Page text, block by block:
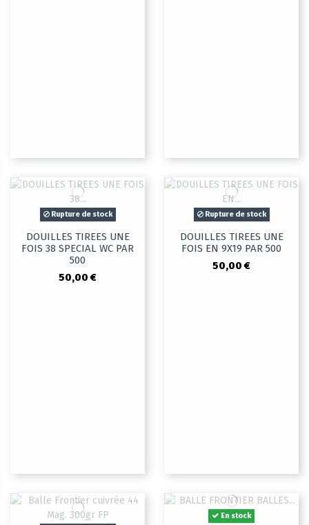
Rupture de stock
DOUILLES TIREES UNE
FOIS 38 SPECIAL WC PAR
500
50,00 €
Rupture de stock
DOUILLES TIREES UNE
FOIS EN 9X19 PAR 500
50,00 €
En stock